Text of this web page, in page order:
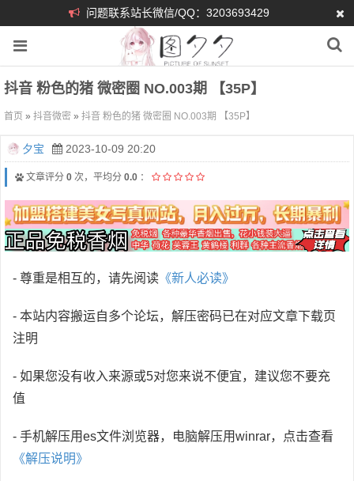
问题联系站长微信/QQ：3203693429
抖音 粉色的猪 微密圈 NO.003期 【35P】
首页 » 抖音微密 » 抖音 粉色的猪 微密圈 NO.003期 【35P】
夕宝 2023-10-09 20:20
文章评分 0 次，平均分 0.0 ：
- 尊重是相互的，请先阅读 《新人必读》
- 本站内容搬运自多个论坛，解压密码已在对应文章下载页
注明
- 如果您没有收入来源或5对您来说不便宜，建议您不要充
值
- 手机解压用es文件浏览器，电脑解压用winrar，点击查看
《解压说明》